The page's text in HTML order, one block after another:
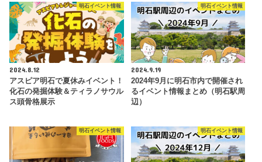
明石イベント情報
2024.8.12
アスピア明石で夏休みイベント！
化石の発掘体験＆ティラノサウル
ス頭骨格展示
明石イベント情報
2024.9.19
2024年9月に明石市内で開催され
るイベント情報まとめ（明石駅周
辺）
明石イベント情報 明石イベント情報